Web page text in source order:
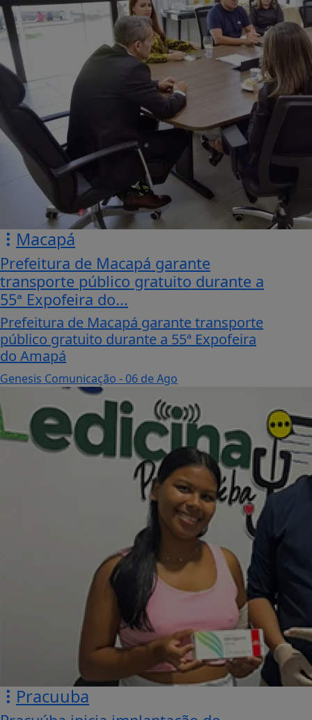
Macapá
Prefeitura de Macapá garante
transporte público gratuito durante a
55ª Expofeira do...
Prefeitura de Macapá garante transporte
público gratuito durante a 55ª Expofeira
do Amapá
Genesis Comunicação - 06 de Ago
Pracuuba